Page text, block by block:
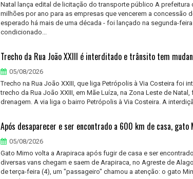
Natal lança edital de licitação do transporte público A prefeitura
milhões por ano para as empresas que vencerem a concessão
esperado há mais de uma década - foi lançado na segunda-
condicionado...
Trecho da Rua João XXIII é interditado e trânsito tem
05/08/2026
Trecho na Rua João XXIII, que liga Petrópolis à Via Costeira foi
trecho da Rua João XXIII, em Mãe Luíza, na Zona Leste de
drenagem. A via liga o bairro Petrópolis à Via Costeira. A
Após desaparecer e ser encontrado a 600 km de casa,
05/08/2026
Gato Mimo volta a Arapiraca após fugir de casa e ser
diversas vans chegam e saem de Arapiraca, no Agreste de
de terça-feira (4), um "passageiro" chamou a atenção: o gato